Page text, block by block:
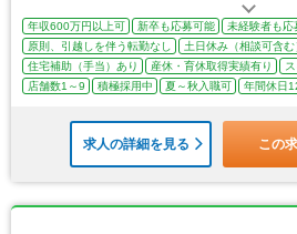
年収600万円以上可 新卒も応募可能
未経験者も応
原則、引越しを伴う転勤なし
土日休み（相談可含む
住宅補助（手当）あり
産休・育休取得実績有り
店舗数1～9
積極採用中 夏～秋入職可 年間休日
求人の詳細を見る この